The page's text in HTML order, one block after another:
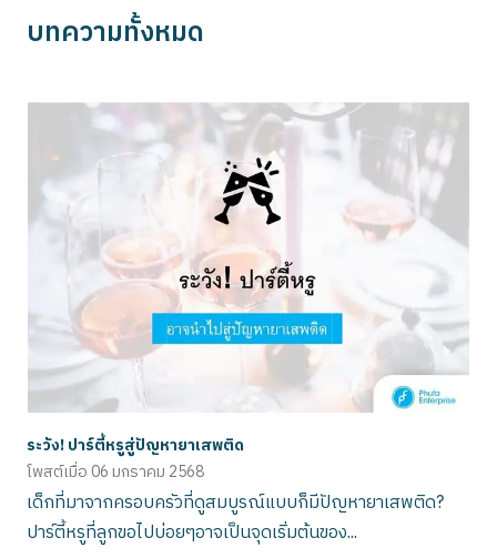
บทความทั้งหมด
ระวัง! ปาร์ตี้หรูสู่ปัญหายาเสพติด
โพสต์เมื่อ06 มกราคม 2568
เด็กที่มาจากครอบครัวที่ดูสมบูรณ์แบบก็มีปัญหายาเสพติด?
ปาร์ตี้หรูที่ลูกขอไปบ่อยๆอาจเป็นจุดเริ่มต้นของ...